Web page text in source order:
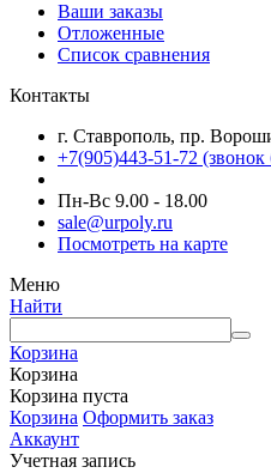
Ваши заказы
Отложенные
Список сравнения
Контакты
г. Ставрополь, пр.
+7(905)443-51-72
Пн-Вс 9.00 - 18.00
sale@urpoly.ru
Посмотреть на карте
Меню
Найти
Корзина
Корзина
Корзина пуста
Корзина Оформить заказ
Аккаунт
Учетная запись